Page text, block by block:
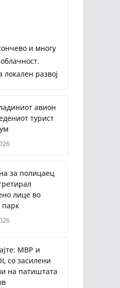
и многу
развој
авион
турист
за полицаец
лице во
парк
МВР и
со засилени
на патиштата